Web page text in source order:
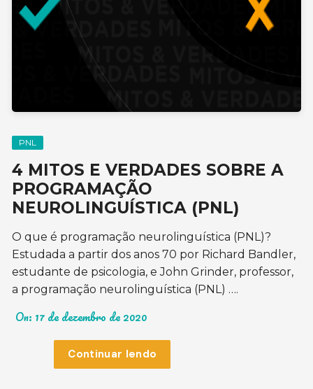
PNL
4 MITOS E VERDADES SOBRE A
PROGRAMAÇÃO
NEUROLINGUÍSTICA (PNL)
O que é programação neurolinguística (PNL)?
Estudada a partir dos anos 70 por Richard Bandler,
estudante de psicologia, e John Grinder, professor,
a programação neurolinguística (PNL) ….
On: 17 de dezembro de 2020
Continuar lendo